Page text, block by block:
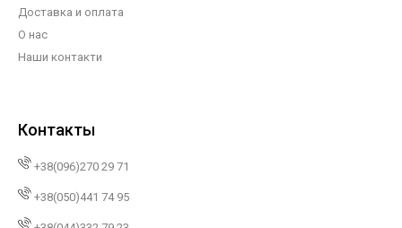
Доставка и оплата
О нас
Наши контакти
Контакты
+38(096)270 29 71
+38(050)441 74 95